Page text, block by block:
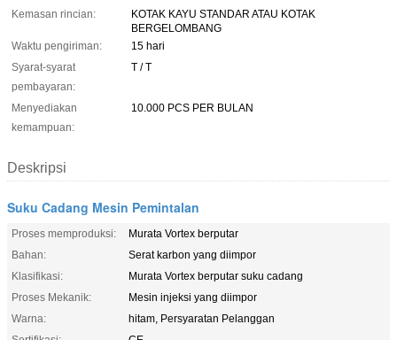
Kemasan rincian:
KOTAK KAYU STANDAR ATAU KOTAK
BERGELOMBANG
Waktu pengiriman:
15 hari
Syarat-syarat
pembayaran:
T / T
Menyediakan
kemampuan:
10.000 PCS PER BULAN
Deskripsi
Suku Cadang Mesin Pemintalan
Proses memproduksi:
Murata Vortex berputar
Bahan:
Serat karbon yang diimpor
Klasifikasi:
Murata Vortex berputar suku cadang
Proses Mekanik:
Mesin injeksi yang diimpor
Warna:
hitam, Persyaratan Pelanggan